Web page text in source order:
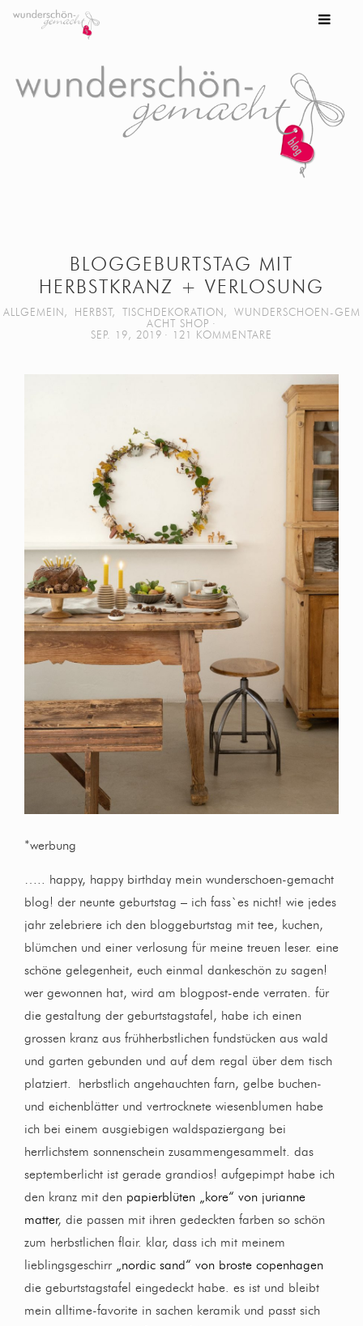
BLOGGEBURTSTAG MIT
HERBSTKRANZ + VERLOSUNG
ALLGEMEIN , HERBST , TISCHDEKORATION ,
WUNDERSCHOEN-GEM
ACHT SHOP
SEP. 19, 2019
121 KOMMENTARE
*werbung
….. happy, happy birthday mein wunderschoen-gemacht
blog! der neunte geburtstag – ich fass`es nicht! wie jedes
jahr zelebriere ich den bloggeburtstag mit tee, kuchen,
blümchen und einer verlosung für meine treuen leser. eine
schöne gelegenheit, euch einmal dankeschön zu sagen!
wer gewonnen hat, wird am blogpost-ende verraten. für
die gestaltung der geburtstagstafel, habe ich einen
grossen kranz aus frühherbstlichen fundstücken aus wald
und garten gebunden und auf dem regal über dem tisch
platziert.
herbstlich angehauchten farn, gelbe buchen-
und eichenblätter und vertrocknete wiesenblumen habe
ich bei einem ausgiebigen waldspaziergang bei
herrlichstem sonnenschein zusammengesammelt. das
septemberlicht ist gerade grandios! aufgepimpt habe ich
den kranz mit den papierblüten „kore“ von jurianne
matter, die passen mit ihren gedeckten farben so schön
zum herbstlichen flair. klar, dass ich mit meinem
lieblingsgeschirr
„nordic sand“ von broste copenhagen
die geburtstagstafel eingedeckt habe. es ist und bleibt
mein alltime-favorite in sachen keramik und passt sich